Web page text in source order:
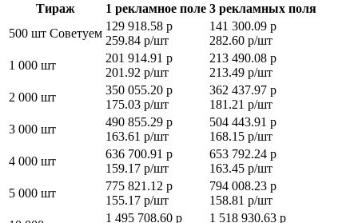
Тираж 1 рекламное поле 3 рекламных поля
500 шт Советуем
129 918.58 р
259.84 р/шт
141 300.09 р
282.60 р/шт
1 000 шт
201 914.91 р
201.92 р/шт
213 490.08 р
213.49 р/шт
2 000 шт
350 055.20 р
175.03 р/шт
362 437.97 р
181.21 р/шт
3 000 шт
490 855.29 р
163.61 р/шт
504 443.91 р
168.15 р/шт
4 000 шт
636 700.91 р
159.17 р/шт
653 792.24 р
163.45 р/шт
5 000 шт
775 821.12 р
155.17 р/шт
794 008.23 р
158.81 р/шт
1 495 708.60 р 1 518 930.63 р